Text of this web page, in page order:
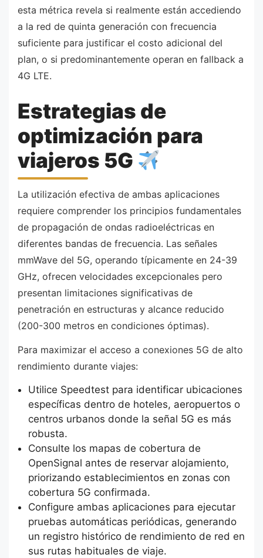
esta métrica revela si realmente están accediendo
a la red de quinta generación con frecuencia
suficiente para justificar el costo adicional del
plan, o si predominantemente operan en fallback a
4G LTE.
Estrategias de
optimización para
viajeros 5G
La utilización efectiva de ambas aplicaciones
requiere comprender los principios fundamentales
de propagación de ondas radioeléctricas en
diferentes bandas de frecuencia. Las señales
mmWave del 5G, operando típicamente en 24-39
GHz, ofrecen velocidades excepcionales pero
presentan limitaciones significativas de
penetración en estructuras y alcance reducido
(200-300 metros en condiciones óptimas).
Para maximizar el acceso a conexiones 5G de alto
rendimiento durante viajes:
Utilice Speedtest para identificar ubicaciones
específicas dentro de hoteles, aeropuertos o
centros urbanos donde la señal 5G es más
robusta.
Consulte los mapas de cobertura de
OpenSignal antes de reservar alojamiento,
priorizando establecimientos en zonas con
cobertura 5G confirmada.
Configure ambas aplicaciones para ejecutar
pruebas automáticas periódicas, generando
un registro histórico de rendimiento de red en
sus rutas habituales de viaje.